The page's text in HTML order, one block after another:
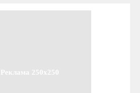
Реклама 250x250